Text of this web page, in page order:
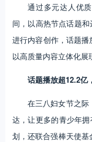
通过多元达人优
间，以高热节点话题
进行内容创作，话题
以高质量内容立体化展
话题播放超12.2亿
在三八妇女节之
达，让更多的青少年
划，还联合强棒天使